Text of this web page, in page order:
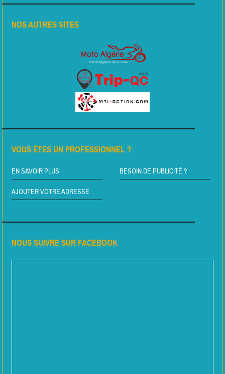
NOS AUTRES SITES
VOUS ÊTES UN PROFESSIONNEL ?
EN SAVOIR PLUS BESOIN DE PUBLICITÉ ?
AJOUTER VOTRE ADRESSE
NOUS SUIVRE SUR FACEBOOK